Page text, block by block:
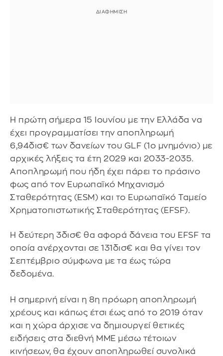
Η πρώτη σήμερα 15 Ιουνίου με την Ελλάδα να
έχει προγραμματίσει την αποπληρωμή
6,94δισ€ των δανείων του GLF (1o μνημόνιο) με
αρχικές λήξεις τα έτη 2029 και 2033-2035.
Αποπληρωμή που ήδη έχει πάρει το πράσινο
φως από τον Ευρωπαϊκό Μηχανισμό
Σταθερότητας (ESM) και το Ευρωπαϊκό Ταμείο
Χρηματοπιστωτικής Σταθερότητας (EFSF).
Η δεύτερη 3δισ€ θα αφορά δάνεια του EFSF τα
οποία ανέρχονται σε 131δισ€ και θα γίνει τον
Σεπτέμβριο σύμφωνα με τα έως τώρα
δεδομένα.
Η σημερινή είναι η 8η πρόωρη αποπληρωμή
χρέους και κάπως έτσι έως από το 2019 όταν
και η χώρα άρχισε να δημιουργεί θετικές
ειδήσεις στα διεθνή ΜΜΕ μέσω τέτοιων
κινήσεων, θα έχουν αποπληρωθεί συνολικά